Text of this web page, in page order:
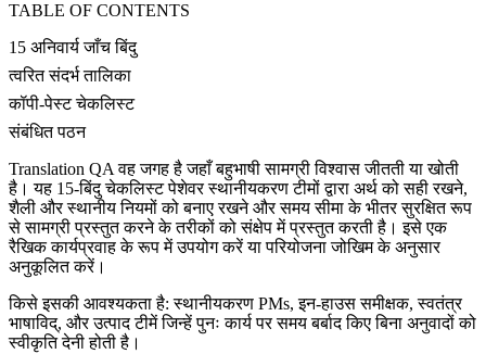
TABLE OF CONTENTS
15 अनिवार्य जाँच बिंदु
त्वरित संदर्भ तालिका
कॉपी-पेस्ट चेकलिस्ट
संबंधित पठन
Translation QA वह जगह है जहाँ बहुभाषी सामग्री विश्वास जीतती या खोती
है। यह 15-बिंदु चेकलिस्ट पेशेवर स्थानीयकरण टीमों द्वारा अर्थ को सही रखने,
शैली और स्थानीय नियमों को बनाए रखने और समय सीमा के भीतर सुरक्षित रूप
से सामग्री प्रस्तुत करने के तरीकों को संक्षेप में प्रस्तुत करती है। इसे एक
रैखिक कार्यप्रवाह के रूप में उपयोग करें या परियोजना जोखिम के अनुसार
अनुकूलित करें।
किसे इसकी आवश्यकता है: स्थानीयकरण PMs, इन-हाउस समीक्षक, स्वतंत्र
भाषाविद्, और उत्पाद टीमें जिन्हें पुनः कार्य पर समय बर्बाद किए बिना अनुवादों को
स्वीकृति देनी होती है।